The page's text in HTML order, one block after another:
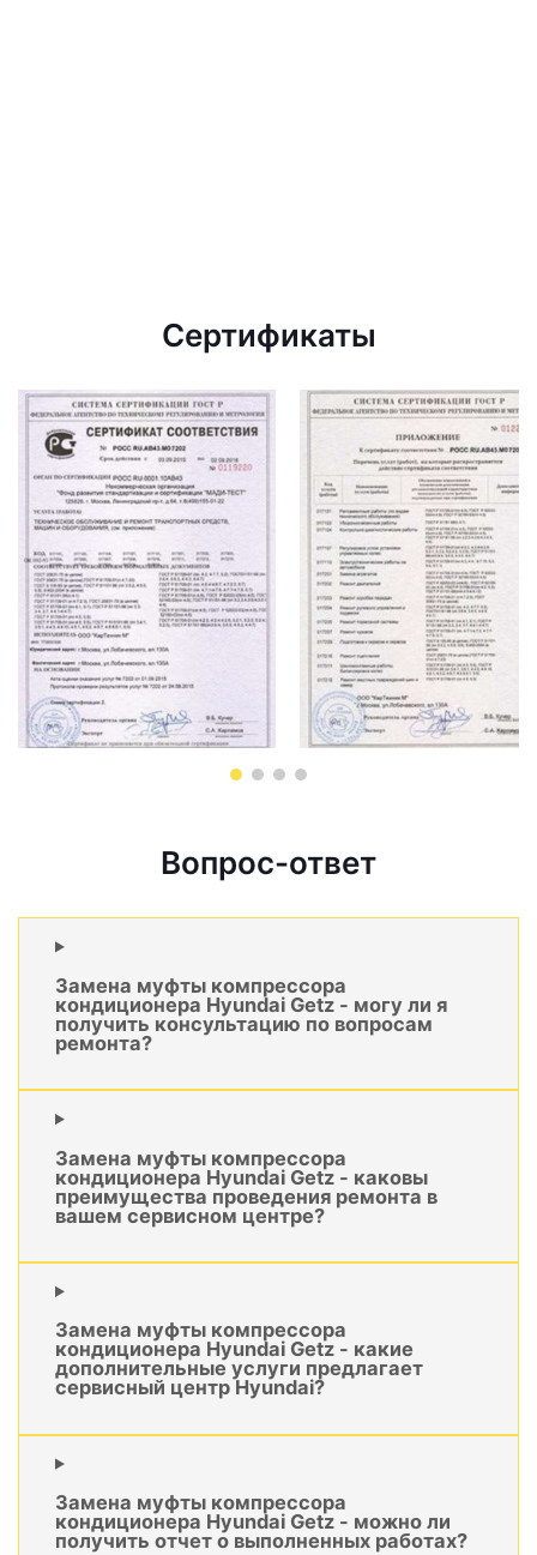
Сертификаты
Вопрос-ответ
Замена муфты компрессора
кондиционера Hyundai Getz - могу ли я
получить консультацию по вопросам
ремонта?
Замена муфты компрессора
кондиционера Hyundai Getz - каковы
преимущества проведения ремонта в
вашем сервисном центре?
Замена муфты компрессора
кондиционера Hyundai Getz - какие
дополнительные услуги предлагает
сервисный центр Hyundai?
Замена муфты компрессора
кондиционера Hyundai Getz - можно ли
получить отчет о выполненных работах?